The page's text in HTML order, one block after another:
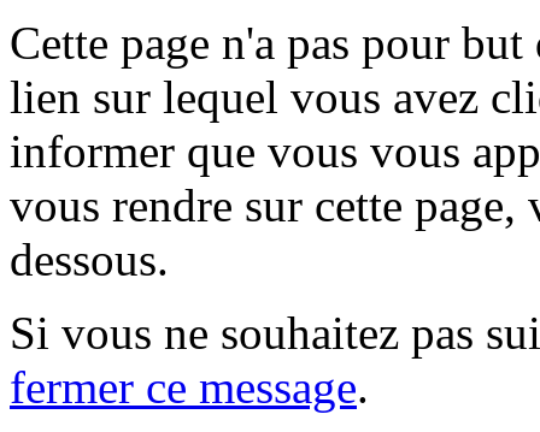
Cette page n'a pas pour
lien sur lequel vous avez
informer que vous vous
vous rendre sur cette
dessous.
Si vous ne souhaitez pas
fermer ce message.